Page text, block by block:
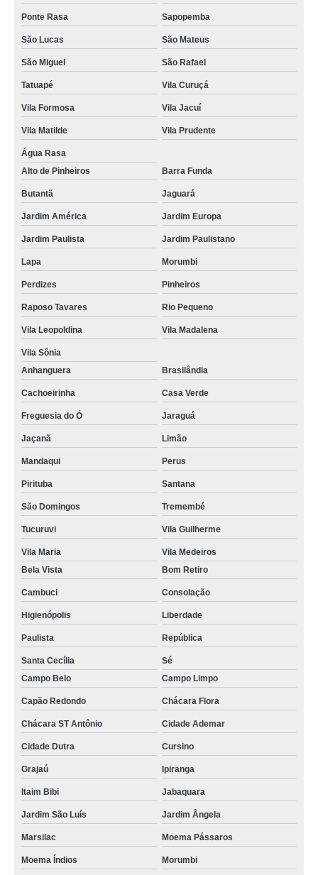
assistência técnica iphone Vila Olímpia
onde tem assistência técnica em iphone Santana do Parnaíba
assistência técnica em iphone telefone Cangaíba
contato de assistência técnica de iphone Jaguará
assistência celular iphone Mogi das Cruzes
assistência do iphone Carrão
contato de assistência técnica para iphone Vila Sônia
contato de assistência celular iphone Jaçanã
contato de assistência técnica do iphone Barueri
contato de assistência para iphone Saúde
assistências da apple iphone Moema Índios
assistência técnica para iphone Jandira
onde tem assistência para iphone Jardim Helena
assistência técnica iphone telefone Pari
assistência técnica de iphone Higienópolis
onde tem assistência celular iphone Poá
assistência da apple iphone telefone Itaim Bibi
assistências do iphone Tucuruvi
contato de assistência da apple iphone Arujá
assistência iphone telefone Vila Madalena
contato de assistência técnica iphone Tatuapé
assistências para iphone Santana
onde tem assistência da apple iphone Liberdade
assistência celular iphone telefone São Rafael
contato de assistência técnica para iphone Vila Mascote
assistência da apple iphone telefone Poá
assistências do iphone Ferraz de Vasconcelos
assistência iphone Jardim São Luís
contato de assistência técnica de iphone São Miguel
assistência técnica de iphone Itaim Bibi
assistência do iphone telefone Ipiranga
assistências celular iphone Salesópolis
Ponte Rasa Sapopemba
São Lucas São Mateus
São Miguel São Rafael
Tatuapé Vila Curuçá
Vila Formosa Vila Jacuí
Vila Matilde Vila Prudente
Água Rasa
Alto de Pinheiros
Barra Funda
Butantã Jaguará
Jardim América Jardim Europa
Jardim Paulista Jardim Paulistano
Lapa Morumbi
Perdizes Pinheiros
Raposo Tavares Rio Pequeno
Vila Leopoldina Vila Madalena
Vila Sônia
Anhanguera
Brasilândia
Cachoeirinha Casa Verde
Freguesia do Ó Jaraguá
Jaçanã Limão
Mandaqui Perus
Pirituba Santana
São Domingos Tremembé
Tucuruvi Vila Guilherme
Vila Maria
Vila Medeiros
Bela Vista
Bom Retiro
Cambuci Consolação
Higienópolis Liberdade
Paulista República
Santa Cecília
Sé
Campo Belo
Campo Limpo
Capão Redondo Chácara Flora
Chácara ST Antônio Cidade Ademar
Cidade Dutra Cursino
Grajaú Ipiranga
Itaim Bibi Jabaquara
Jardim São Luís Jardim Ângela
Marsilac Moema Pássaros
Moema Índios Morumbi